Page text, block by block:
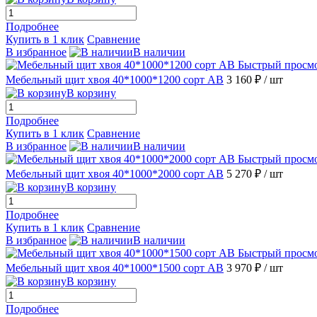
Подробнее
Купить в 1 клик Сравнение
В избранное
В наличии
Быстрый
Мебельный щит хвоя 40*1000*1200 сорт АВ 3 160 ₽ / шт
В корзину
Подробнее
Купить в 1 клик Сравнение
В избранное
В наличии
Быстрый
Мебельный щит хвоя 40*1000*2000 сорт АВ 5 270 ₽ / шт
В корзину
Подробнее
Купить в 1 клик Сравнение
В избранное
В наличии
Быстрый
Мебельный щит хвоя 40*1000*1500 сорт АВ 3 970 ₽ / шт
В корзину
Подробнее